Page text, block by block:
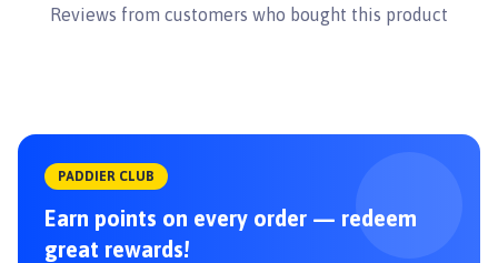
Reviews from customers who bought this product
PADDIER CLUB
Earn points on every order — redeem
great rewards!